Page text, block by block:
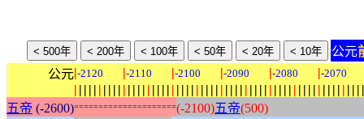
公元
公元|-2120 |-2110 |-2100 |-2090 |-2080 |-2070
| | | | | | | | | | | | | | | | | | | | | | | | | | | | | | | | | | | | | | | | | | | | | | | | | | | | | | | | | | | |
五帝 (-2600)=====================(-2100)五帝(500)